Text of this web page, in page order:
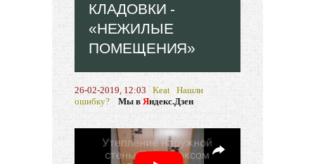
КЛАДОВКИ -
«НЕЖИЛЫЕ
ПОМЕЩЕНИЯ»
26-02-2019, 12:03 Keat Нашли
ошибку?
Мы в Яндекс.Дзен